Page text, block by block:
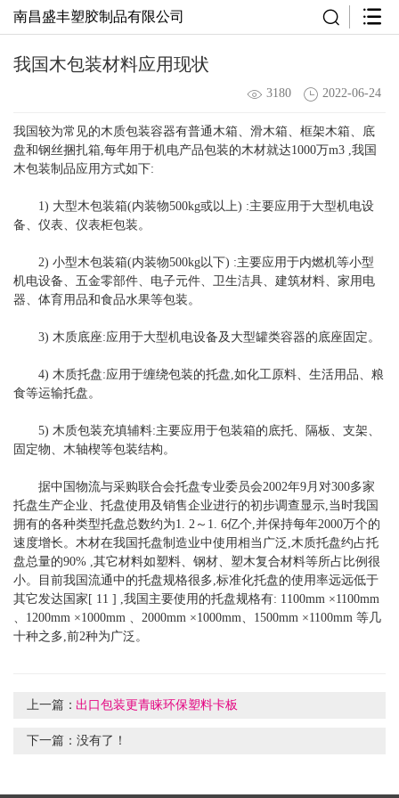
南昌盛丰塑胶制品有限公司
我国木包装材料应用现状
3180 2022-06-24
我国较为常见的木质包装容器有普通木箱、滑木箱、框架木箱、底
盘和钢丝捆扎箱,每年用于机电产品包装的木材就达1000万m3 ,我国
木包装制品应用方式如下:
1) 大型木包装箱(内装物500kg或以上) :主要应用于大型机电设
备、仪表、仪表柜包装。
2) 小型木包装箱(内装物500kg以下) :主要应用于内燃机等小型
机电设备、五金零部件、电子元件、卫生洁具、建筑材料、家用电
器、体育用品和食品水果等包装。
3) 木质底座:应用于大型机电设备及大型罐类容器的底座固定。
4) 木质托盘:应用于缠绕包装的托盘,如化工原料、生活用品、粮
食等运输托盘。
5) 木质包装充填辅料:主要应用于包装箱的底托、隔板、支架、
固定物、木轴楔等包装结构。
据中国物流与采购联合会托盘专业委员会2002年9月对300多家
托盘生产企业、托盘使用及销售企业进行的初步调查显示,当时我国
拥有的各种类型托盘总数约为1. 2～1. 6亿个,并保持每年2000万个的
速度增长。木材在我国托盘制造业中使用相当广泛,木质托盘约占托
盘总量的90% ,其它材料如塑料、钢材、塑木复合材料等所占比例很
小。目前我国流通中的托盘规格很多,标准化托盘的使用率远远低于
其它发达国家[ 11 ] ,我国主要使用的托盘规格有: 1100mm ×1100mm
、1200mm ×1000mm 、2000mm ×1000mm、1500mm ×1100mm 等几
十种之多,前2种为广泛。
上一篇：出口包装更青睐环保塑料卡板
下一篇：没有了！